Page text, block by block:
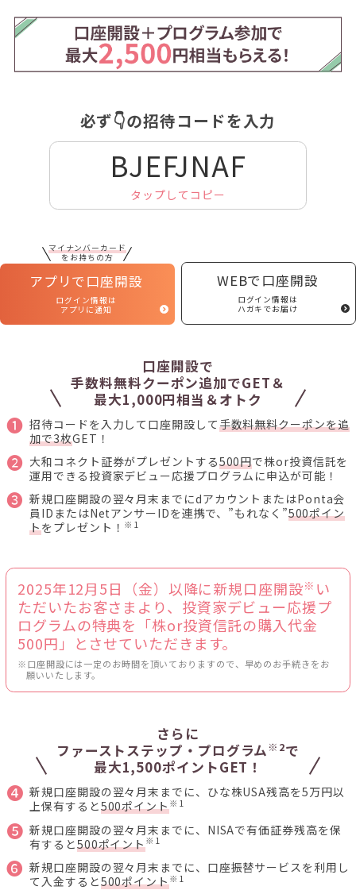
必ず👇の招待コードを入力
BJEFJNAF
タップしてコピー
マイナンバーカード
をお持ちの方
アプリで口座開設
ログイン情報は
アプリに通知
WEBで口座開設
ログイン情報は
ハガキでお届け
口座開設で
手数料無料クーポン追加でGET＆
最大1,000円相当＆オトク
❶ 招待コードを入力して口座開設して手数料無料クーポンを追
加で3枚GET！
❷ 大和コネクト証券がプレゼントする500円で株or投資信託を
運用できる投資家デビュー応援プログラムに申込が可能！
❸ 新規口座開設の翌々月末までにdアカウントまたはPonta会
員IDまたはNetアンサーIDを連携で、”もれなく”500ポイン
トをプレゼント！ ※1
2025年12月5日（金）以降に新規口座開設※ い
ただいたお客さまより、投資家デビュー応援プ
ログラムの特典を「株or投資信託の購入代金
500円」とさせていただきます。
※口座開設には一定のお時間を頂いておりますので、早めのお手続きをお
願いいたします。
さらに
ファーストステップ・プログラム※2で
最大1,500ポイントGET！
❹ 新規口座開設の翌々月末までに、ひな株USA残高を5万円以
上保有すると500ポイント※1
❺ 新規口座開設の翌々月末までに、NISAで有価証券残高を保
有すると500ポイント※1
❻ 新規口座開設の翌々月末までに、口座振替サービスを利用し
て入金すると500ポイント※1